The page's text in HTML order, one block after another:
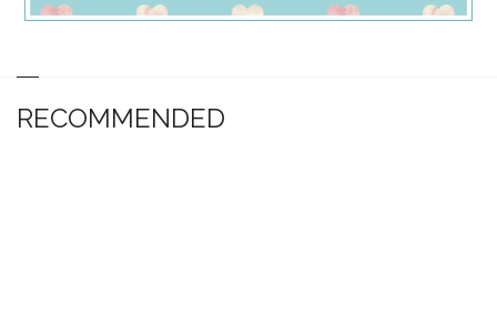
RECOMMENDED